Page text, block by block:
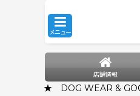
メニュー
店舗情報
★ DOG WEAR &